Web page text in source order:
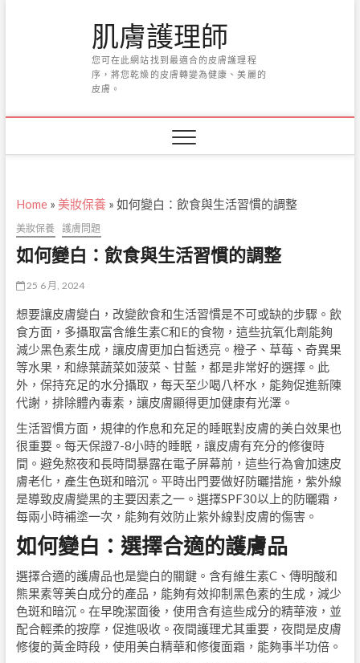
肌膚護理師
您可在此網站找到最適合的皮膚護理程
序，將您乾燥的皮膚轉變為健康、美麗的
皮膚。
Home» 美妝保養» 如何變白：飲食與生活習慣的調整
美妝保養 護膚問題
如何變白：飲食與生活習慣的調整
25 6 月, 2024
想要讓皮膚變白，改變飲食和生活習慣是不可或缺的步驟。飲
食方面，多攝取富含維生素C和E的食物，這些抗氧化劑能夠
減少黑色素生成，讓皮膚更加白皙透亮。橙子、草莓、奇異果
等水果，和綠葉蔬菜如菠菜、甘藍，都是非常好的選擇。此
外，保持充足的水分攝取，每天至少喝八杯水，能夠促進新陳
代謝，排除體內毒素，讓皮膚顯得更加健康有光澤。
生活習慣方面，規律的作息和充足的睡眠對皮膚的美白效果也
很重要。每天保證7-8小時的睡眠，讓皮膚有充分的修復時
間。避免熬夜和長時間暴露在電子屏幕前，這些行為會加速皮
膚老化，產生色斑和暗沉。平時出門要做好防曬措施，紫外線
是導致皮膚變黑的主要因素之一。選擇SPF30以上的防曬霜，
每兩小時補塗一次，能夠有效防止紫外線對皮膚的傷害。
如何變白：選擇合適的護膚品
選擇合適的護膚品也是變白的關鍵。含有維生素C、傳明酸和
熊果素等美白成分的產品，能夠有效抑制黑色素的生成，減少
色斑和暗沉。在早晚潔面後，使用含有這些成分的精華液，並
配合輕柔的按摩，促進吸收。夜間護理尤其重要，夜間是皮膚
修復的黃金時段，使用美白精華和修復面霜，能夠事半功倍。